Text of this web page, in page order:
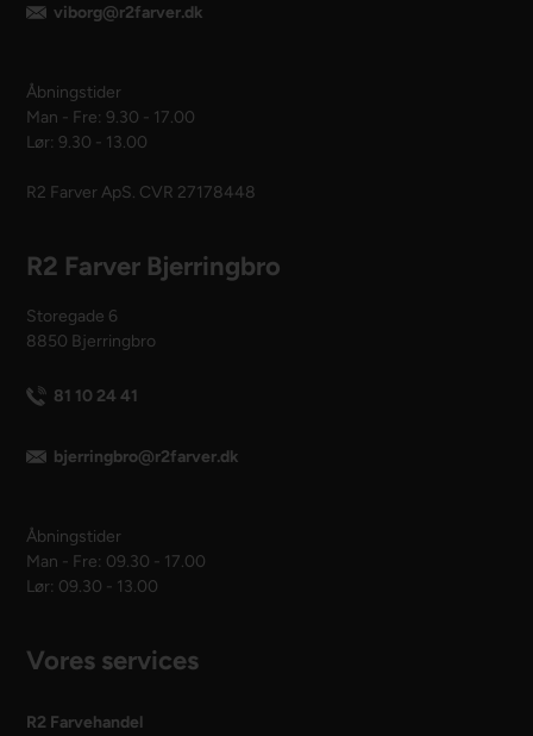
viborg@r2farver.dk
Åbningstider
Man - Fre: 9.30 - 17.00
Lør: 9.30 - 13.00
R2 Farver ApS. CVR 27178448
R2 Farver Bjerringbro
Storegade 6
8850 Bjerringbro
81 10 24 41
bjerringbro@r2farver.dk
Åbningstider
Man - Fre: 09.30 - 17.00
Lør: 09.30 - 13.00
Vores services
R2 Farvehandel